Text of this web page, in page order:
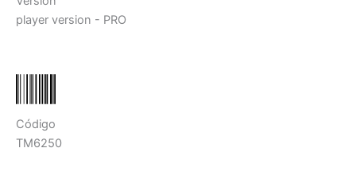
player version - PRO
Código
TM6250